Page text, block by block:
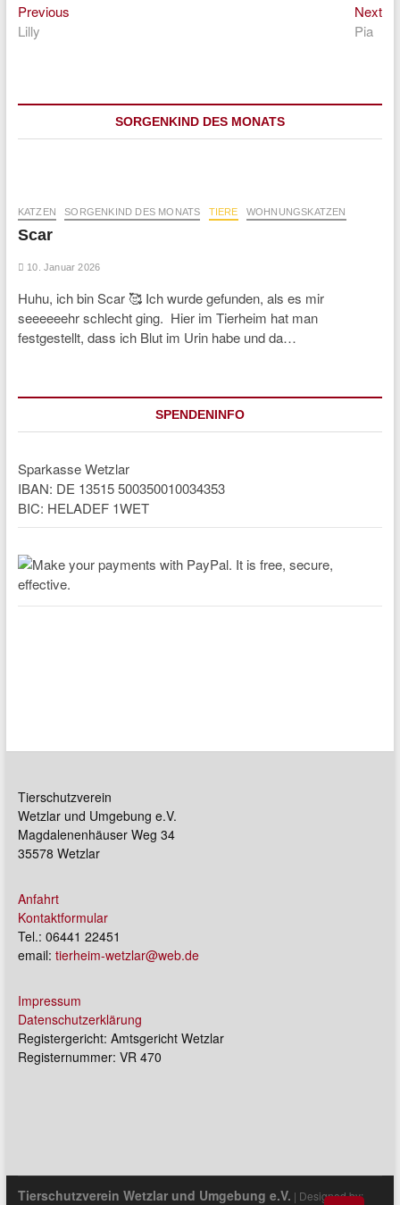
Beitragsnavigation
PreviousPrevious
Lilly
Next
Pia
SORGENKIND DES MONATS
KATZEN SORGENKIND DES MONATS TIERE WOHNUNGSKATZEN
Scar
10. Januar 2026
Huhu, ich bin Scar 🥰 Ich wurde gefunden, als es mir
seeeeeehr schlecht ging. Hier im Tierheim hat man
festgestellt, dass ich Blut im Urin habe und da…
SPENDENINFO
Sparkasse Wetzlar
IBAN: DE 13515 500350010034353
BIC: HELADEF 1WET
Tierschutzverein
Wetzlar und Umgebung e.V.
Magdalenenhäuser Weg 34
35578 Wetzlar
Anfahrt
Kontaktformular
Tel.: 06441 22451
email: tierheim-wetzlar@web.de
Impressum
Datenschutzerklärung
Registergericht: Amtsgericht Wetzlar
Registernummer: VR 470
Tierschutzverein Wetzlar und Umgebung e.V. | Designed by: